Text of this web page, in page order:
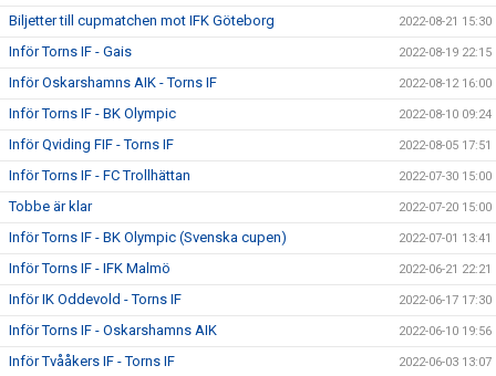
Biljetter till cupmatchen mot IFK Göteborg 2022-08-21 15:30
Inför Torns IF - Gais 2022-08-19 22:15
Inför Oskarshamns AIK - Torns IF 2022-08-12 16:00
Inför Torns IF - BK Olympic 2022-08-10 09:24
Inför Qviding FIF - Torns IF 2022-08-05 17:51
Inför Torns IF - FC Trollhättan 2022-07-30 15:00
Tobbe är klar 2022-07-20 15:00
Inför Torns IF - BK Olympic (Svenska cupen) 2022-07-01 13:41
Inför Torns IF - IFK Malmö 2022-06-21 22:21
Inför IK Oddevold - Torns IF 2022-06-17 17:30
Inför Torns IF - Oskarshamns AIK 2022-06-10 19:56
Inför Tvååkers IF - Torns IF 2022-06-03 13:07